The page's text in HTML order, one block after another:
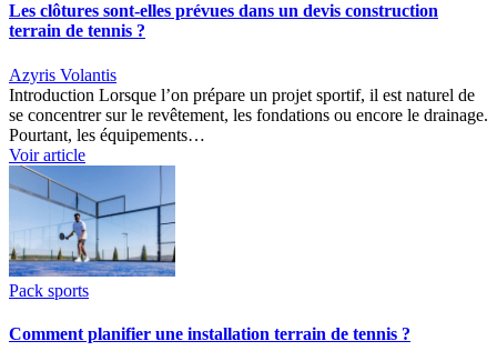
Les clôtures sont-elles prévues dans un devis construction
terrain de tennis ?
Azyris Volantis
Introduction Lorsque l’on prépare un projet sportif, il est naturel de
se concentrer sur le revêtement, les fondations ou encore le drainage.
Pourtant, les équipements…
Voir article
Pack sports
Comment planifier une installation terrain de tennis ?